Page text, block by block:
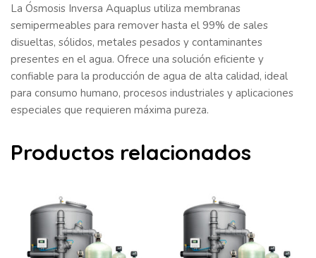
La Ósmosis Inversa Aquaplus utiliza membranas
semipermeables para remover hasta el 99% de sales
disueltas, sólidos, metales pesados y contaminantes
presentes en el agua. Ofrece una solución eficiente y
confiable para la producción de agua de alta calidad, ideal
para consumo humano, procesos industriales y aplicaciones
especiales que requieren máxima pureza.
Productos relacionados